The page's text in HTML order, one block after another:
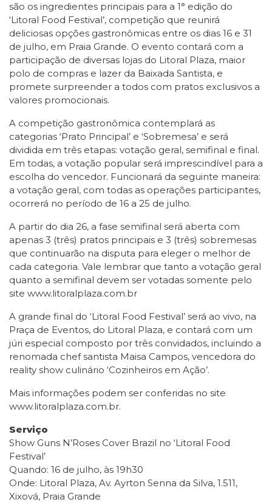
são os ingredientes principais para a 1° edição do
‘Litoral Food Festival’, competição que reunirá
deliciosas opções gastronômicas entre os dias 16 e 31
de julho, em Praia Grande. O evento contará com a
participação de diversas lojas do Litoral Plaza, maior
polo de compras e lazer da Baixada Santista, e
promete surpreender a todos com pratos exclusivos a
valores promocionais.
A competição gastronômica contemplará as
categorias ‘Prato Principal’ e ‘Sobremesa’ e será
dividida em três etapas: votação geral, semifinal e final.
Em todas, a votação popular será imprescindível para a
escolha do vencedor. Funcionará da seguinte maneira:
a votação geral, com todas as operações participantes,
ocorrerá no período de 16 a 25 de julho.
A partir do dia 26, a fase semifinal será aberta com
apenas 3 (três) pratos principais e 3 (três) sobremesas
que continuarão na disputa para eleger o melhor de
cada categoria. Vale lembrar que tanto a votação geral
quanto a semifinal devem ser votadas somente pelo
site www.litoralplaza.com.br
A grande final do ‘Litoral Food Festival’ será ao vivo, na
Praça de Eventos, do Litoral Plaza, e contará com um
júri especial composto por três convidados, incluindo a
renomada chef santista Maisa Campos, vencedora do
reality show culinário ‘Cozinheiros em Ação’.
Mais informações podem ser conferidas no site
www.litoralplaza.com.br.
Serviço
Show Guns N’Roses Cover Brazil no ‘Litoral Food
Festival’
Quando: 16 de julho, às 19h30
Onde: Litoral Plaza, Av. Ayrton Senna da Silva, 1.511,
Xixová, Praia Grande